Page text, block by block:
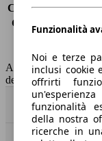
Consumo (extra-
Consumo
Capacità del
AutoScout24 non si
dei dati.
Funzionalità
Noi e terze
inclusi cookie
offrirti
funzionalità
della nostra
ricerche in